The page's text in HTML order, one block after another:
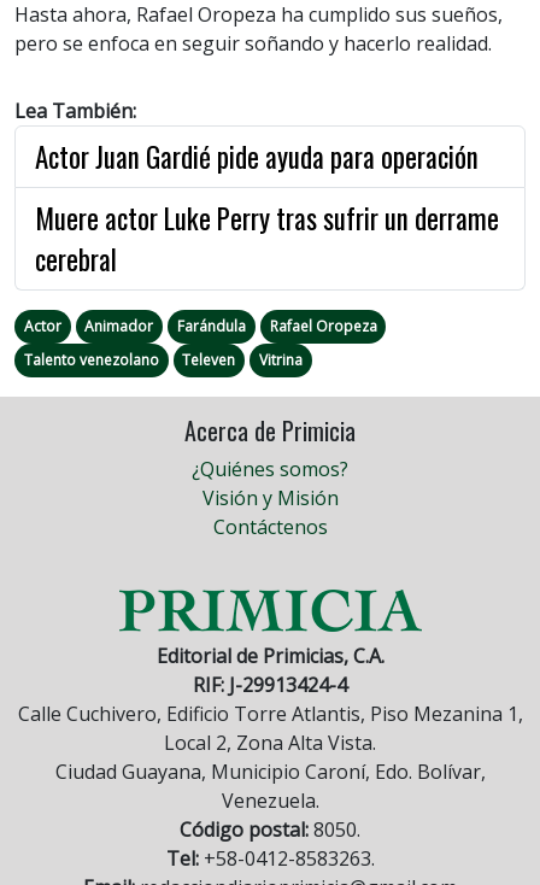
Hasta ahora, Rafael Oropeza ha cumplido sus sueños,
pero se enfoca en seguir soñando y hacerlo realidad.
Lea También:
Actor Juan Gardié pide ayuda para operación
Muere actor Luke Perry tras sufrir un derrame
cerebral
Actor Animador Farándula
Rafael Oropeza
Talento venezolano
Televen Vitrina
Acerca de Primicia
¿Quiénes somos?
Visión y Misión
Contáctenos
Editorial de Primicias, C.A.
RIF: J-29913424-4
Calle Cuchivero, Edificio Torre Atlantis, Piso Mezanina 1,
Local 2, Zona Alta Vista.
Ciudad Guayana, Municipio Caroní, Edo. Bolívar,
Venezuela.
Código postal:8050.
Tel:+58-0412-8583263.